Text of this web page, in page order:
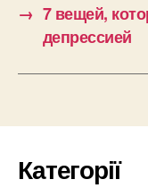
→ 7 вещей,
депрессией
Категорії